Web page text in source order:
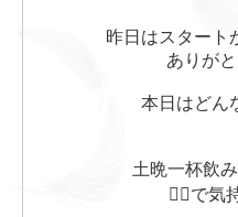
昨日はスタート
ありがとう
本日はどんな
楽しみ
土晩一杯飲み
💆‍♂️で気持ちよ